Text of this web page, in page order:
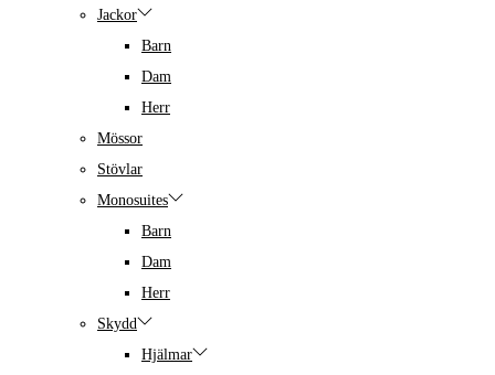
Jackor
Barn
Dam
Herr
Mössor
Stövlar
Monosuites
Barn
Dam
Herr
Skydd
Hjälmar